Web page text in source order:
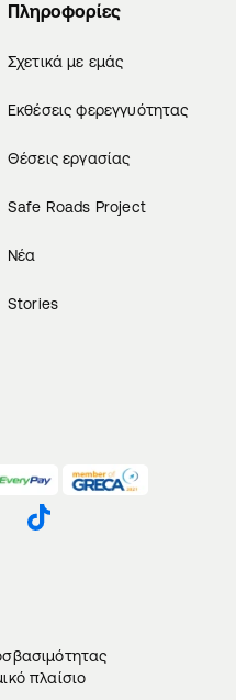
Πληροφορίες
Σχετικά με εμάς
Εκθέσεις φερεγγυότητας
Θέσεις εργασίας
Safe Roads Project
Νέα
Stories
στο Linkedin
μας στο Twitter
Βρείτε μας στο TikTok
πλαίσιο